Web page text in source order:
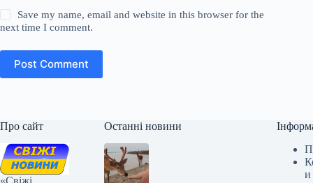
Save my name, email and website in this browser for the
next time I comment.
Post Comment
Про сайт
«Свіжі
Останні новини
и